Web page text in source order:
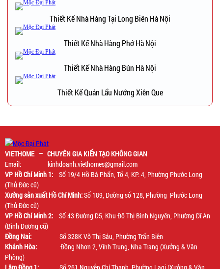
Thiết Kế Nhà Hàng Tại Long Biên Hà Nội
Thiết Kế Nhà Hàng Phở Hà Nội
Thiết Kế Nhà Hàng Bún Hà Nội
Thiết Kế Quán Lẩu Nướng Xiên Que
VIETHOME – CHUYÊN GIA KIẾN TẠO KHÔNG GIAN
Email: kinhdoanh.viethomes@gmail.com
VP Hồ Chí Minh 1: Số 19/4 Hồ Bá Phấn, Tổ 4, KP. 4, Phường Phước Long
(Thủ Đức cũ)
Xưởng sản xuất Hồ Chí Minh:Số 189, Đường số 128, Phường Phước Long
(Thủ Đức cũ)
VP Hồ Chí Minh 2: Số 43 Đường D5, Khu Đô Thị Bình Nguyên, Phường Dĩ An
(Bình Dương cũ)
Đồng Nai: Số 328K Võ Thị Sáu, Phường Trấn Biên
Khánh Hòa: Đồng Nhơn 2, Vĩnh Trung, Nha Trang (Xưởng & Văn
Phòng)